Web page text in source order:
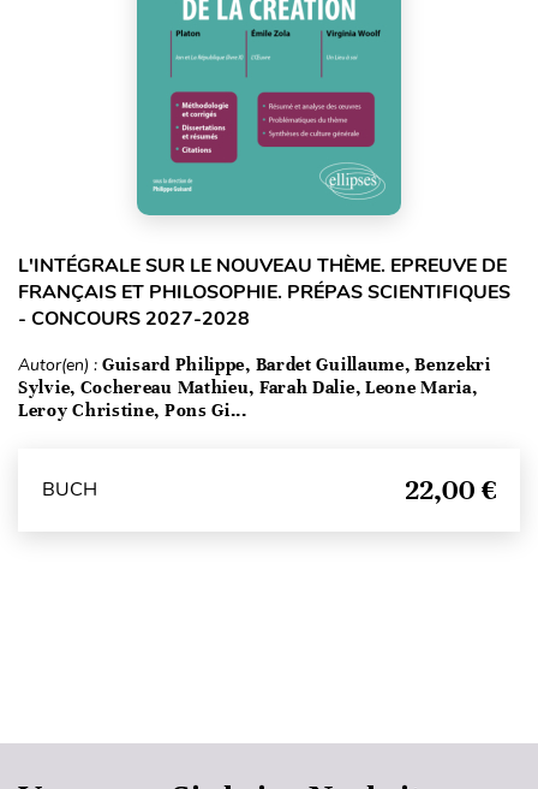
L'INTÉGRALE SUR LE NOUVEAU THÈME. EPREUVE DE
FRANÇAIS ET PHILOSOPHIE. PRÉPAS SCIENTIFIQUES
- CONCOURS 2027-2028
Autor(en) : Guisard Philippe, Bardet Guillaume, Benzekri
Sylvie, Cochereau Mathieu, Farah Dalie, Leone Maria,
Leroy Christine, Pons Gi...
BUCH 22,00 €